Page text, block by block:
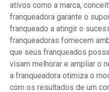
ativos como a marca,
franqueadora garante o
franqueado a atingir o
franqueadoras fornecem
que seus franqueados
visam melhorar e ampliar o
a franqueadora otimiza o
com os resultados de um